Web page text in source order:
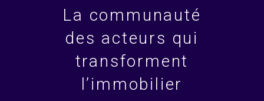
La communauté
des acteurs qui
transforment
l’immobilier